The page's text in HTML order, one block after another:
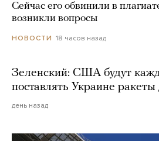
Сейчас его обвинили в
возникли вопросы
НОВОСТИ 18 часов назад
Зеленский: США будут
поставлять Украине
день назад